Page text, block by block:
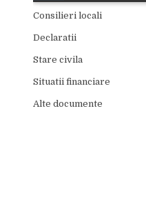
Consilieri locali
Declaratii
Stare civila
Situatii financiare
Alte documente